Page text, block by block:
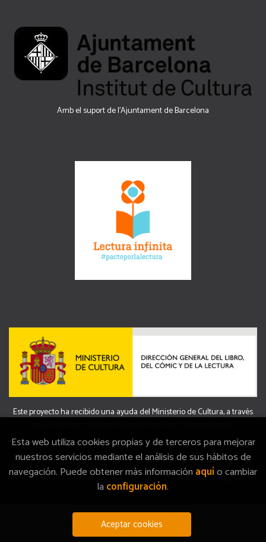
Amb el suport de l’Ajuntament de Barcelona
Este proyecto ha recibido una ayuda del Ministerio de Cultura, a través
2026 ©La Memòria. Todos los Derechos Reservados | Grupo
Trevenque
Esta web utiliza cookies propias y de terceros para mejorar
nuestros servicios mediante el análisis de sus hábitos de
navegación. Puede obtener más información aquío cambiar
la configuración.
Aceptar cookies